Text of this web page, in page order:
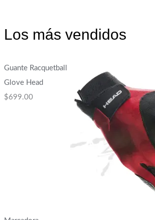
Los más vendidos
Guante Racquetball
Glove Head
$699.00